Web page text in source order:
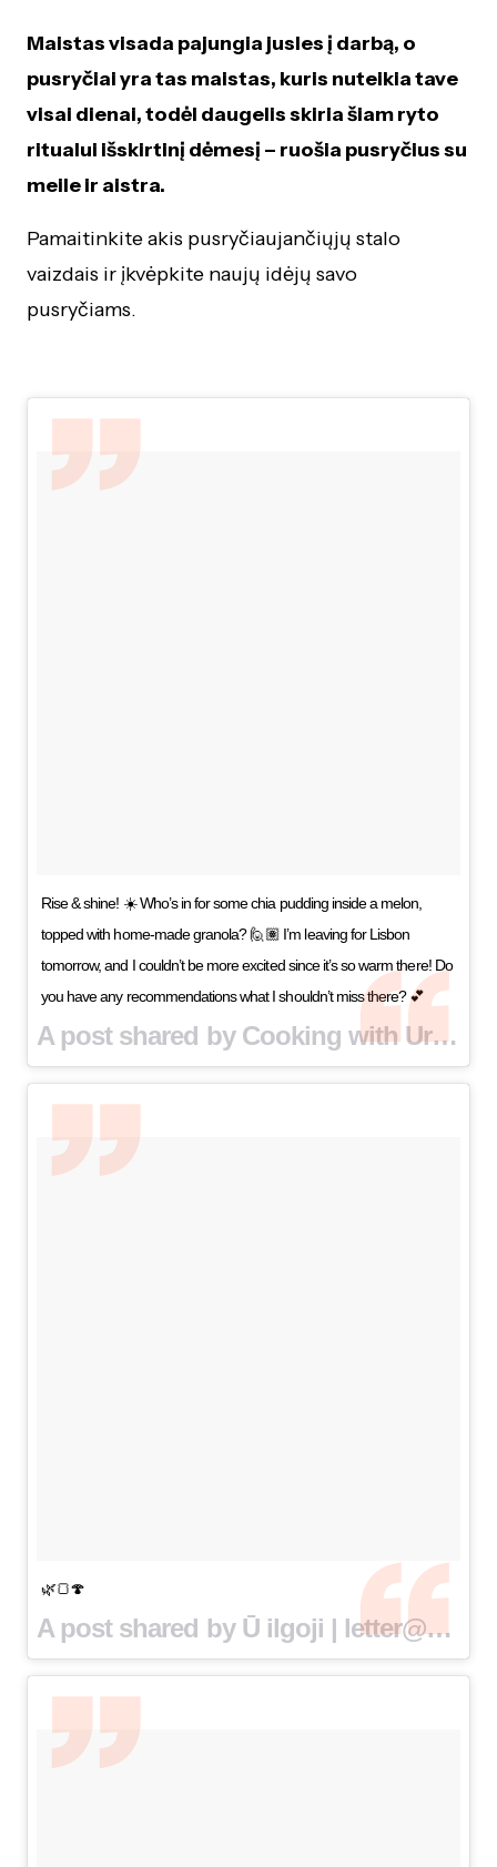
Maistas visada pajungia jusles į darbą, o
pusryčiai yra tas maistas, kuris nuteikia tave
visai dienai, todėl daugelis skiria šiam ryto
ritualui išskirtinį dėmesį – ruošia pusryčius su
meile ir aistra.
Pamaitinkite akis pusryčiaujančiųjų stalo
vaizdais ir įkvėpkite naujų idėjų savo
pusryčiams.
Rise & shine! ☀️ Who’s in for some chia pudding inside a melon,
topped with home-made granola? 🙋🏽 I’m leaving for Lisbon
tomorrow, and I couldn’t be more excited since it’s so warm there! Do
you have any recommendations what I shouldn’t miss there? 💕
A post shared by Cooking with Urtė (@cookingwithurte) on
🌿🍞🍄
A post shared by Ū ilgoji | letter@uilgoji.lt (@uilgoji) on